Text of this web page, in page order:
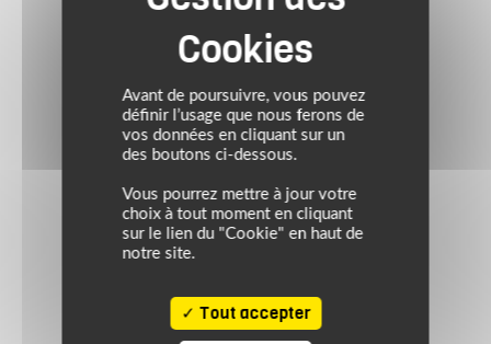
Avant de poursuivre, vous pouvez
définir l’usage que nous ferons de
vos données en cliquant sur un
des boutons ci-dessous.
Vous pourrez mettre à jour votre
choix à tout moment en cliquant
sur le lien du "Cookie" en haut de
notre site.
Tout accepter